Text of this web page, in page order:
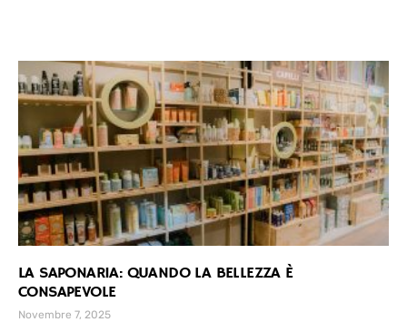
LA SAPONARIA: QUANDO LA BELLEZZA È
CONSAPEVOLE
Novembre 7, 2025